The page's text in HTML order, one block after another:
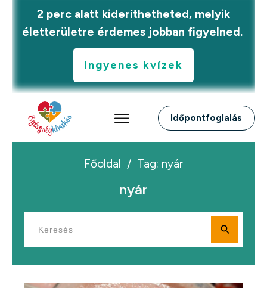
2 perc alatt kideríthetheted, melyik
életterületre érdemes jobban figyelned.
Ingyenes kvízek
Időpontfoglalás
Főoldal / Tag: nyár
nyár